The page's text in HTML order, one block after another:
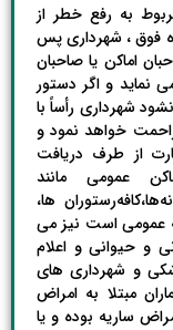
موارد مربوط به رفع خطر از
فوق ، شهرداری پس
اماکن یا صاحبان
نماید و اگر دستور
شهرداری رأساً با
خواهد نمود و
از طرف دریافت
عمومی مانند
ها،
عمومی است نیز می
و حیوانی و اعلام
و شهرداری های
مبتلا به امراض
ساریه بوده و یا